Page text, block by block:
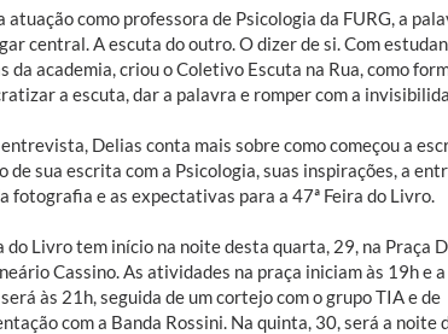
atuação como professora de Psicologia da FURG, a
central. A escuta do outro. O dizer de si. Com
da academia, criou o Coletivo Escuta na Rua, como
a escuta, dar a palavra e romper com a
Delias conta mais sobre como começou a
de sua escrita com a Psicologia, suas inspirações, a
fotografia e as expectativas para a 47ª Feira do Livro.
do Livro tem início na noite desta quarta, 29, na Praça
Cassino. As atividades na praça iniciam às 19h e
às 21h, seguida de um cortejo com o grupo TIA e de
com a Banda Rossini. Na quinta, 30, será a noite